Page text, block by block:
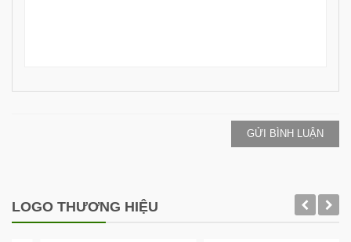
GỬI BÌNH LUẬN
LOGO THƯƠNG HIỆU